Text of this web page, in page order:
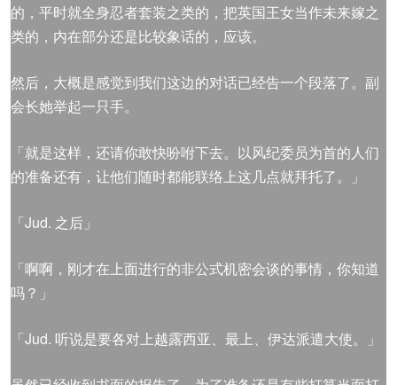
的，平时就全身忍者套装之类的，把英国王女当作未来嫁之
类的，内在部分还是比较象话的，应该。
然后，大概是感觉到我们这边的对话已经告一个段落了。副
会长她举起一只手。
「就是这样，还请你敢快吩咐下去。以风纪委员为首的人们
的准备还有，让他们随时都能联络上这几点就拜托了。」
「Jud. 之后」
「啊啊，刚才在上面进行的非公式机密会谈的事情，你知道
吗？」
「Jud. 听说是要各对上越露西亚、最上、伊达派遣大使。」